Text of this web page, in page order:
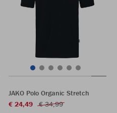
JAKO Polo Organic Stretch
€ 24,49
€ 34,99